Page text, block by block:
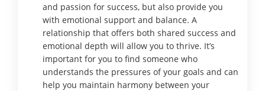
and passion for success, but also provide you
with emotional support and balance. A
relationship that offers both shared success and
emotional depth will allow you to thrive. It’s
important for you to find someone who
understands the pressures of your goals and can
help you maintain harmony between your